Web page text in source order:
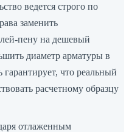
ведется строго по
заменить
пену на дешевый
диаметр арматуры в
что реальный
расчетному образцу
отлаженным